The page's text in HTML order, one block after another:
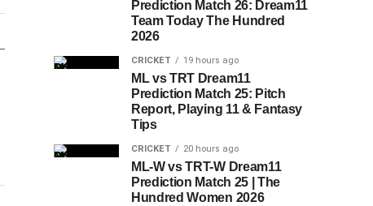
Prediction Match 26: Dream11
Team Today The Hundred
2026
CRICKET 19 hours ago
ML vs TRT Dream11
Prediction Match 25: Pitch
Report, Playing 11 & Fantasy
Tips
CRICKET 20 hours ago
ML-W vs TRT-W Dream11
Prediction Match 25 | The
Hundred Women 2026